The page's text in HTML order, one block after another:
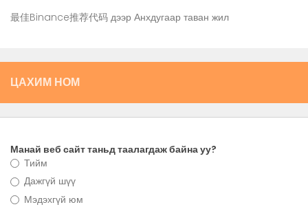
最佳Binance推荐代码 дээр Анхдугаар таван жил
ЦАХИМ НОМ
Манай веб сайт таньд таалагдаж байна уу?
Тийм
Дажгүй шүү
Мэдэхгүй юм